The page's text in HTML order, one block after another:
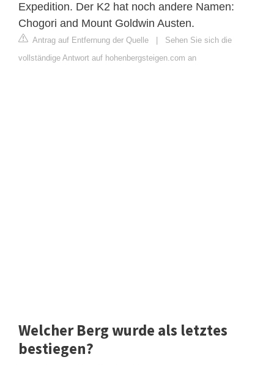
Expedition. Der K2 hat noch andere Namen:
Chogori and Mount Goldwin Austen.
Antrag auf Entfernung der Quelle
Sehen Sie sich die
vollständige Antwort auf hohenbergsteigen.com an
Welcher Berg wurde als letztes
bestiegen?